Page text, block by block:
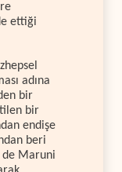
ettiği
adına
bir
bir
endişe
beri
de Maruni